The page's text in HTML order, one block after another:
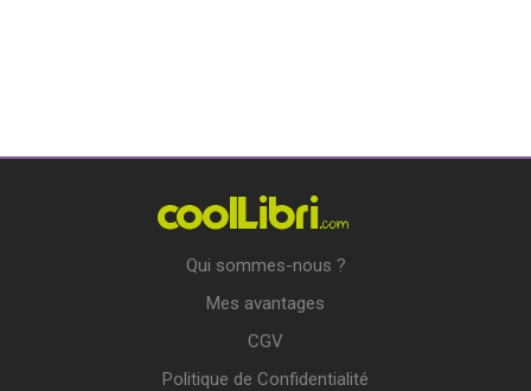
Qui sommes-nous ?
Mes avantages
CGV
Politique de Confidentialité